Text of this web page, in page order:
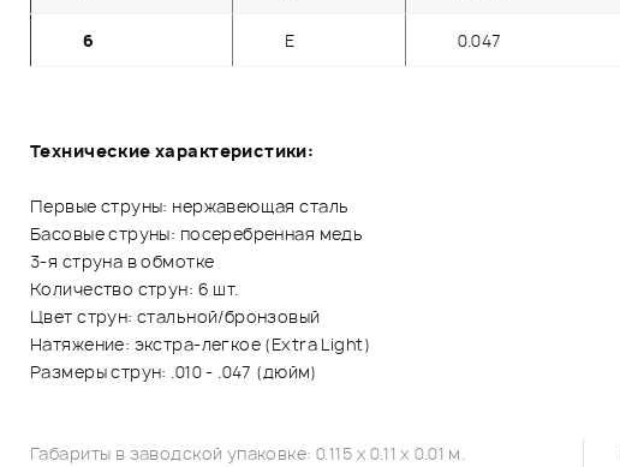
6 E 0.047
Технические характеристики:
Первые струны: нержавеющая сталь
Басовые струны: посеребренная медь
3-я струна в обмотке
Количество струн: 6 шт.
Цвет струн: стальной/бронзовый
Натяжение: экстра-легкое (Extra Light)
Размеры струн: .010 - .047 (дюйм)
Габариты в заводской упаковке: 0.115 x 0.11 x 0.01 м.